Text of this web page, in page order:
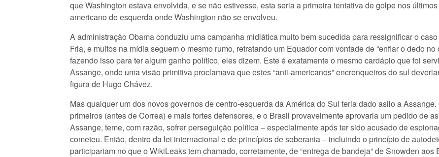
que Washington estava envolvida, e se não estivesse, esta seria a primeira tentativa de golpe nos
americano de esquerda onde Washington não se envolveu.
A administração Obama conduziu uma campanha midiática muito bem sucedida para ressignificar o
Fria, e muitos na mídia seguem o mesmo rumo, retratando um Equador com vontade de “enfiar o dedo
fazendo isso para ter algum ganho político, eles dizem. Este é exatamente o mesmo cardápio que foi
Assange, onde uma visão primitiva proclamava que estes “anti-americanos” encrenqueiros do sul
figura de Hugo Chávez.
Mas qualquer um dos novos governos de centro-esquerda da América do Sul teria dado asilo a
primeiros (antes de Correa) e mais fortes defensores, e o Brasil provavelmente aprovaria um pedido de
Assange, teme, com razão, sofrer perseguição política – especialmente após ter sido acusado de
cometeu. Então, dentro da lei internacional e de princípios de soberania – incluindo o princípio de
participariam no que o WikiLeaks tem chamado, corretamente, de “entrega de bandeja” de Snowden aos